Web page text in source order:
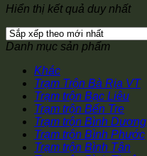
Hiển thị kết quả duy nhất
Danh mục sản phẩm
Khác
Trạm Trộn Bà Rịa VT
Trạm trộn Bạc Liêu
Trạm trộn Bến Tre
Trạm trộn Bình Dương
Trạm trộn Bình Phước
Trạm trộn Bình Tân